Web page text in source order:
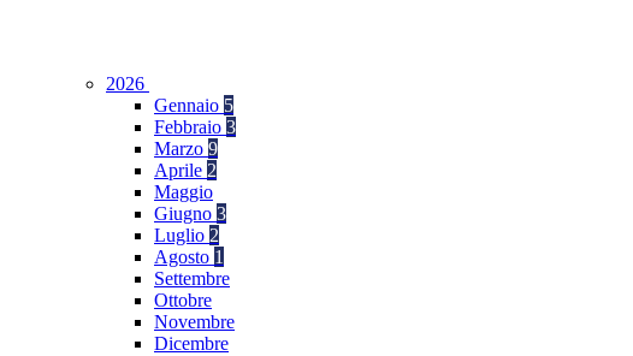
2026
Gennaio 5
Febbraio 3
Marzo 9
Aprile 2
Maggio
Giugno 3
Luglio 2
Agosto 1
Settembre
Ottobre
Novembre
Dicembre